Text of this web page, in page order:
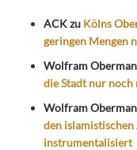
ACKzu Kölns
geringen Mengen
Wolfram
die Stadt nur noch
Wolfram
den islamistischen
instrumentalisiert